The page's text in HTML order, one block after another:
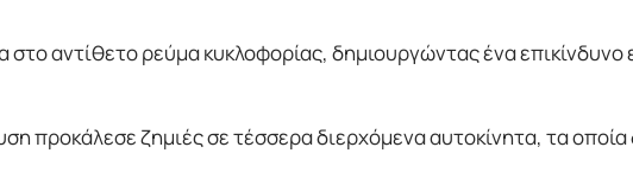
στο αντίθετο ρεύμα κυκλοφορίας, δημιουργώντας ένα επικίνδυνο
προκάλεσε ζημιές σε τέσσερα διερχόμενα αυτοκίνητα, τα οποία